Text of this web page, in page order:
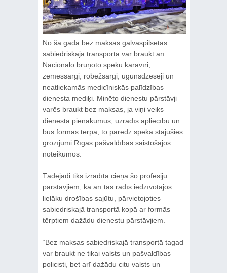
No šā gada bez maksas galvaspilsētas
sabiedriskajā transportā var braukt arī
Nacionālo bruņoto spēku karavīri,
zemessargi, robežsargi, ugunsdzēsēji un
neatliekamās medicīniskās palīdzības
dienesta mediķi. Minēto dienestu pārstāvji
varēs braukt bez maksas, ja viņi veiks
dienesta pienākumus, uzrādīs apliecību un
būs formas tērpā, to paredz spēkā stājušies
grozījumi Rīgas pašvaldības saistošajos
noteikumos.
Tādējādi tiks izrādīta cieņa šo profesiju
pārstāvjiem, kā arī tas radīs iedzīvotājos
lielāku drošības sajūtu, pārvietojoties
sabiedriskajā transportā kopā ar formās
tērptiem dažādu dienestu pārstāvjiem.
“Bez maksas sabiedriskajā transportā tagad
var braukt ne tikai valsts un pašvaldības
policisti, bet arī dažādu citu valsts un